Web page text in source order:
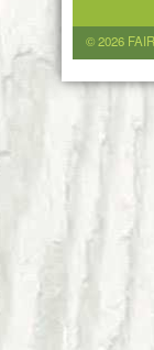
© 2026